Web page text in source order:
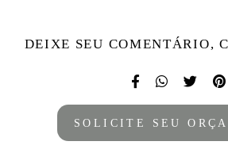
DEIXE SEU COMENTÁRIO,
SOLICITE SEU